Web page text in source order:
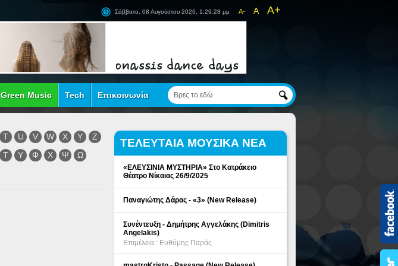
A- A A+
Σάββατο, 08 Αυγούστου 2026, 1:29:28 μμ
Green Music Tech Επικοινωνία
T U V W X Y
Z
Τ Υ Φ Χ Ψ
Ω
ΤΕΛΕΥΤΑΙΑ ΜΟΥΣΙΚΑ ΝΕΑ
«ΕΛΕΥΣΙΝΙΑ ΜΥΣΤΗΡΙΑ» Στο Κατράκειο
Θέατρο Νίκαιας 26/9/2025
Παναγιώτης Δάρας - «3» (New Release)
Συνέντευξη - Δημήτρης Αγγελάκης (Dimitris
Angelakis)
Επιμέλεια : Ευθύμης Παράς